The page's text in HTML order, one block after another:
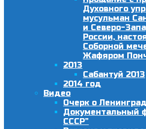
Духовного
мусульман
и Северо-
России,
Соборной
Жафяром
2013
Сабантуй 2013
2014 год
Видео
Очерк о
Документальный
СССР”